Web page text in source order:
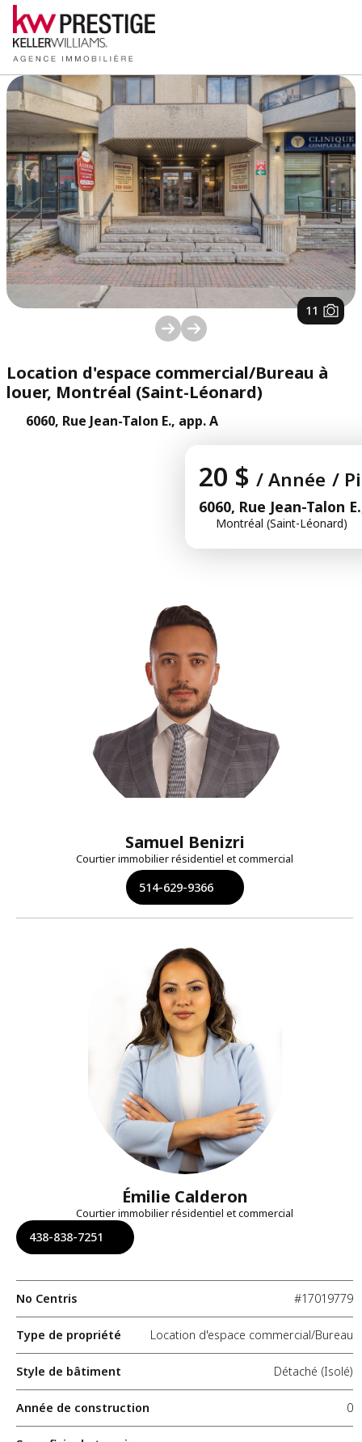
1/ 11
Location d'espace commercial/Bureau à
louer, Montréal (Saint-Léonard)
6060, Rue Jean-Talon E., app. A
20 $ / Année /
6060, Rue Jean-Talon
Montréal (Saint-Léonard)
Samuel Benizri
Courtier immobilier résidentiel et commercial
514-629-9366
Émilie Calderon
Courtier immobilier résidentiel et commercial
438-838-7251
No Centris #17019779
Type de propriété Location d'espace commercial/Bureau
Style de bâtiment Détaché (Isolé)
Année de construction 0